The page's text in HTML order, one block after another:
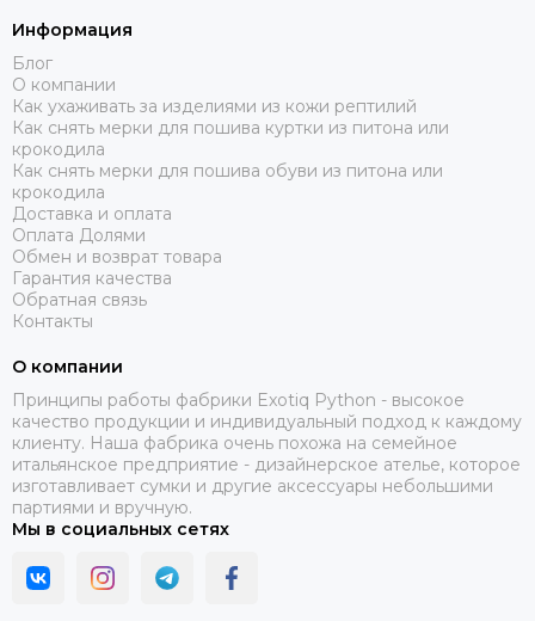
Информация
Блог
О компании
Как ухаживать за изделиями из кожи рептилий
Как снять мерки для пошива куртки из питона или
крокодила
Как снять мерки для пошива обуви из питона или
крокодила
Доставка и оплата
Оплата Долями
Обмен и возврат товара
Гарантия качества
Обратная связь
Контакты
О компании
Принципы работы фабрики Exotiq Python - высокое
качество продукции и индивидуальный подход к каждому
клиенту. Наша фабрика очень похожа на семейное
итальянское предприятие - дизайнерское ателье, которое
изготавливает сумки и другие аксессуары небольшими
партиями и вручную.
Мы в социальных сетях